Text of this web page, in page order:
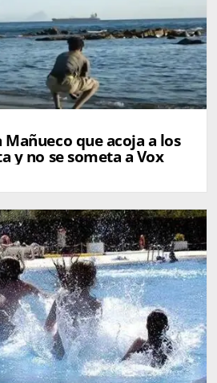
que acoja a los
y no se someta a Vox